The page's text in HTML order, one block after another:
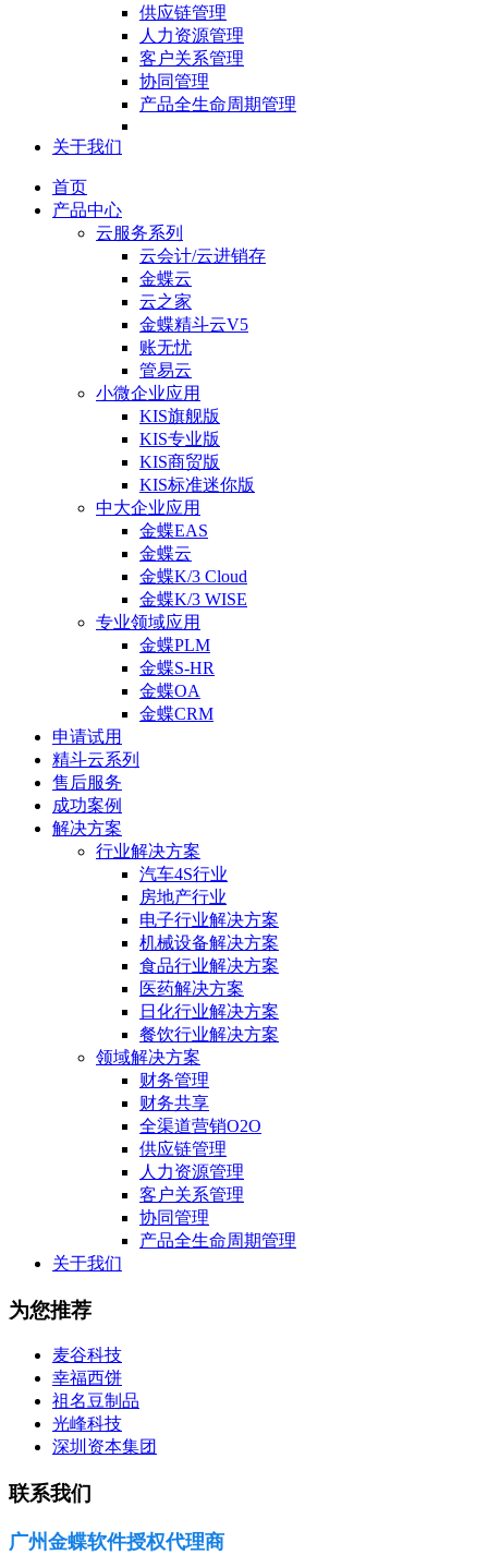
供应链管理
人力资源管理
客户关系管理
协同管理
产品全生命周期管理
关于我们
首页
产品中心
云服务系列
云会计/云进销存
金蝶云
云之家
金蝶精斗云V5
账无忧
管易云
小微企业应用
KIS旗舰版
KIS专业版
KIS商贸版
KIS标准迷你版
中大企业应用
金蝶EAS
金蝶云
金蝶K/3 Cloud
金蝶K/3 WISE
专业领域应用
金蝶PLM
金蝶S-HR
金蝶OA
金蝶CRM
申请试用
精斗云系列
售后服务
成功案例
解决方案
行业解决方案
汽车4S行业
房地产行业
电子行业解决方案
机械设备解决方案
食品行业解决方案
医药解决方案
日化行业解决方案
餐饮行业解决方案
领域解决方案
财务管理
财务共享
全渠道营销O2O
供应链管理
人力资源管理
客户关系管理
协同管理
产品全生命周期管理
关于我们
为您推荐
麦谷科技
幸福西饼
祖名豆制品
光峰科技
深圳资本集团
联系我们
广州金蝶软件授权代理商